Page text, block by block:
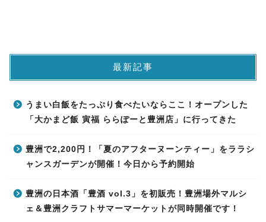
最新記事
うまい白飯をたっぷり食べたいならここ！オープンした
「大かまど飯 寅福 ららぽーと豊洲店」に行ってきた
豊洲で2,200円！「夏のアフターヌーンティー」をララシ
ャンスガーデンが開催！今日から予約開始
豊洲の日本酒「豊酒 vol.3」を初販売！豊洲場外マルシ
ェ＆豊洲クラフトサマーマーケットが同時開催です！